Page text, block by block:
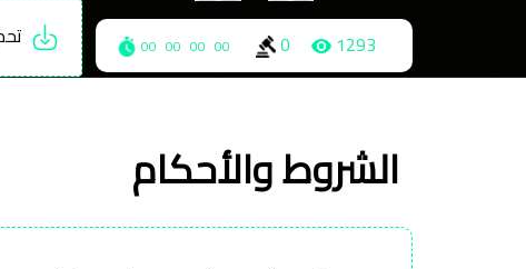
1293
0
00
00
00
00
الشروط والأحكام